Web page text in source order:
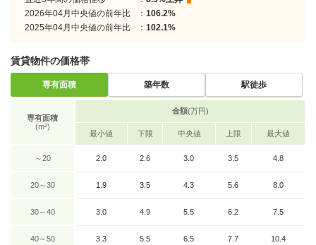
2026年04月中央値の前年比
： 106.2%
2025年04月中央値の前年比
： 102.1%
賃貸物件の価格帯
専有面積 築年数 駅徒歩
専有面積
(m²)
金額(万円)
最小値 下限 中央値 上限 最大値
～20 2.0 2.6 3.0 3.5 4.8
20～30 1.9 3.5 4.3 5.6 8.0
30～40 3.0 4.9 5.5 6.2 7.5
40～50 3.3 5.5 6.5 7.7 10.4